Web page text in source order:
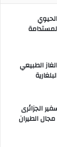
الطبيعي
الجزائرى
الطيران